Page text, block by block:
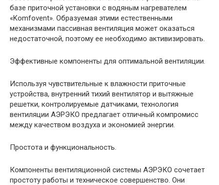
базе приточной установки с водяным нагревателем
«Komfovent». Образуемая этими естественными
механизмами пассивная вентиляция может оказаться
недостаточной, поэтому ее необходимо активизировать.
Эффективные компоненты для оптимальной вентиляции.
Используя чувствительные к влажности приточные
устройства, внутренний тихий вентилятор и вытяжные
решетки, контролируемые датчиками, технология
вентиляции АЭРЭКО предлагает отличный компромисс
между качеством воздуха и экономией энергии.
Простота и функциональность.
Компоненты вентиляционной системы АЭРЭКО сочетает
простоту работы и техническое совершенство. Они